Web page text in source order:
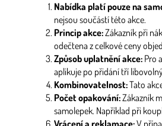
Nabídka platí pouze na
nejsou součástí této akce.
Princip akce:Zákazník při
odečtena z celkové ceny
Způsob uplatnění akce: Pro
aplikuje po přidání tří
Kombinovatelnost:Tato
Počet opakování:Zákazník
samolepek. Například při